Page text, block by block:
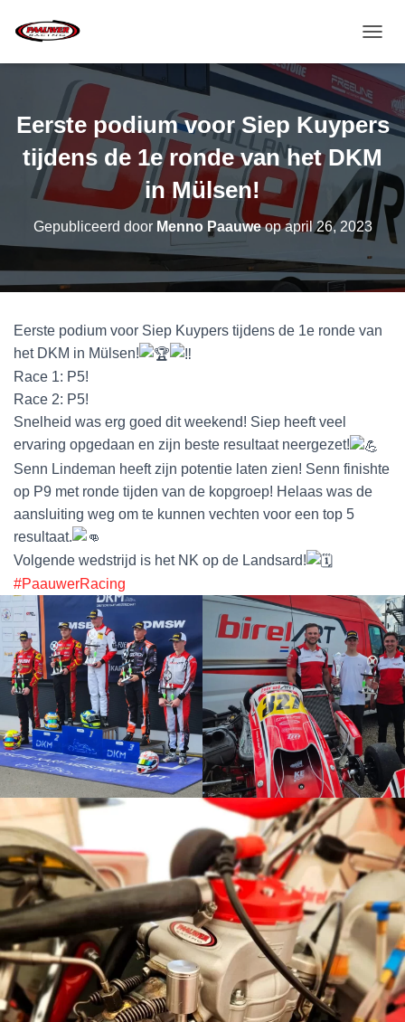
O
G
G
L
E
N
A
V
I
G
A
I
E
Eerste podium voor Siep Kuypers
tijdens de 1e ronde van het DKM
in Mülsen!
Gepubliceerd door Menno Paauweopapril 26, 2023
Eerste podium voor Siep Kuypers tijdens de 1e ronde van
het DKM in Mülsen!
Race 1: P5!
Race 2: P5!
Snelheid was erg goed dit weekend! Siep heeft veel
ervaring opgedaan en zijn beste resultaat neergezet!
Senn Lindeman heeft zijn potentie laten zien! Senn finishte
op P9 met ronde tijden van de kopgroep! Helaas was de
aansluiting weg om te kunnen vechten voor een top 5
resultaat.
Volgende wedstrijd is het NK op de Landsard!
#PaauwerRacing